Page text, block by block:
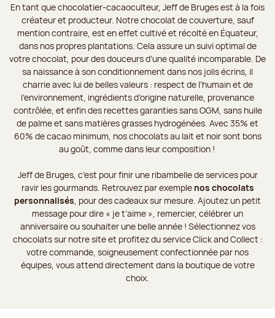
En tant que chocolatier-cacaoculteur, Jeff de Bruges est à la fois
créateur et producteur. Notre chocolat de couverture, sauf
mention contraire, est en effet cultivé et récolté en Équateur,
dans nos propres plantations. Cela assure un suivi optimal de
votre chocolat, pour des douceurs d’une qualité incomparable. De
sa naissance à son conditionnement dans nos jolis écrins, il
charrie avec lui de belles valeurs : respect de l’humain et de
l’environnement, ingrédients d’origine naturelle, provenance
contrôlée, et enfin des recettes garanties sans OGM, sans huile
de palme et sans matières grasses hydrogénées. Avec 35% et
60% de cacao minimum, nos chocolats au lait et noir sont bons
au goût, comme dans leur composition !
Jeff de Bruges, c’est pour finir une ribambelle de services pour
ravir les gourmands. Retrouvez par exemple nos chocolats
personnalisés , pour des cadeaux sur mesure. Ajoutez un petit
message pour dire « je t’aime », remercier, célébrer un
anniversaire ou souhaiter une belle année ! Sélectionnez vos
chocolats sur notre site et profitez du service Click and Collect :
votre commande, soigneusement confectionnée par nos
équipes, vous attend directement dans la boutique de votre
choix.